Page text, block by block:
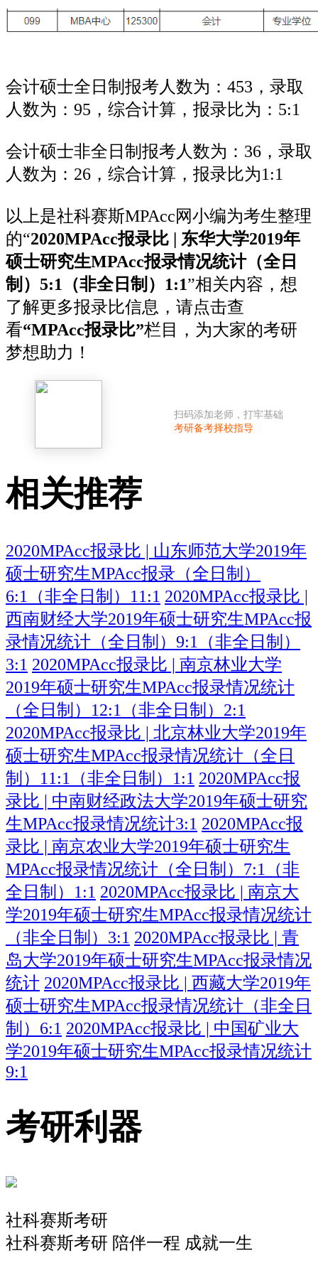
会计硕士全日制报考人数为：453，录取
人数为：95，综合计算，报录比为：5:1
会计硕士非全日制报考人数为：36，录取
人数为：26，综合计算，报录比为1:1
以上是社科赛斯MPAcc网小编为考生整理
的“2020MPAcc报录比 | 东华大学2019年
硕士研究生MPAcc报录情况统计（全日
制）5:1（非全日制）1:1”相关内容，想
了解更多报录比信息，请点击查
看“MPAcc报录比”栏目，为大家的考研
梦想助力！
扫码添加老师，打牢基础
考研备考择校指导
相关推荐
2020MPAcc报录比 | 山东师范大学2019年
硕士研究生MPAcc报录（全日制）
6:1（非全日制）11:1 2020MPAcc报录比 |
西南财经大学2019年硕士研究生MPAcc报
录情况统计（全日制）9:1（非全日制）
3:1 2020MPAcc报录比 | 南京林业大学
2019年硕士研究生MPAcc报录情况统计
（全日制）12:1（非全日制）2:1
2020MPAcc报录比 | 北京林业大学2019年
硕士研究生MPAcc报录情况统计（全日
制）11:1（非全日制）1:1 2020MPAcc报
录比 | 中南财经政法大学2019年硕士研究
生MPAcc报录情况统计3:1 2020MPAcc报
录比 | 南京农业大学2019年硕士研究生
MPAcc报录情况统计（全日制）7:1（非
全日制）1:1 2020MPAcc报录比 | 南京大
学2019年硕士研究生MPAcc报录情况统计
（非全日制）3:1 2020MPAcc报录比 | 青
岛大学2019年硕士研究生MPAcc报录情况
统计 2020MPAcc报录比 | 西藏大学2019年
硕士研究生MPAcc报录情况统计（非全日
制）6:1 2020MPAcc报录比 | 中国矿业大
学2019年硕士研究生MPAcc报录情况统计
9:1
考研利器
社科赛斯考研
社科赛斯考研 陪伴一程 成就一生